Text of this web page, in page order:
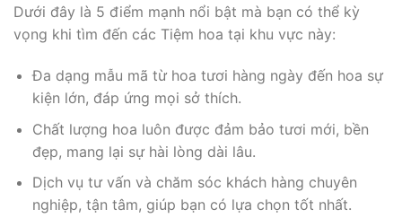
Dưới đây là 5 điểm mạnh nổi bật mà bạn có thể kỳ
vọng khi tìm đến các Tiệm hoa tại khu vực này:
Đa dạng mẫu mã từ hoa tươi hàng ngày đến hoa sự
kiện lớn, đáp ứng mọi sở thích.
Chất lượng hoa luôn được đảm bảo tươi mới, bền
đẹp, mang lại sự hài lòng dài lâu.
Dịch vụ tư vấn và chăm sóc khách hàng chuyên
nghiệp, tận tâm, giúp bạn có lựa chọn tốt nhất.